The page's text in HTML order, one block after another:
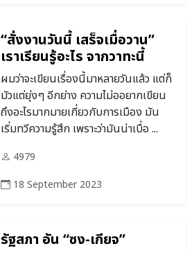
“สั่งงานวันนี้ เสร็จเมื่อวาน”
เราเรียนรู้อะไร จากวาทะนี้
ผมว่าจะเขียนเรื่องนี้มาหลายวันแล้ว แต่ก็
มัวแต่ยุ่งๆ อีกย่าง ความไม่ออยากเขียน
ถึงอะไรมากมายเกี่ยวกับการเมือง มัน
เริ่มทวีความรู้สึก เพราะว่ามันน่าเบื่อ ...
4979
18 September 2023
รัฐสภา อัน “ซง-เกียจ”